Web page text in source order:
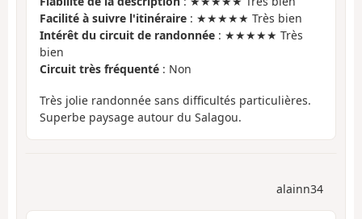
Facilité à suivre l'itinéraire : ★★★★★ Très bien
Intérêt du circuit de randonnée : ★★★★★ Très
bien
Circuit très fréquenté : Non
Très jolie randonnée sans difficultés particulières.
Superbe paysage autour du Salagou.
alainn34